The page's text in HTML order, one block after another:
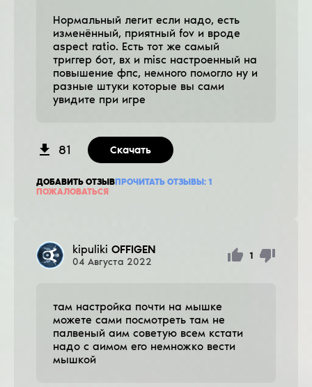
Нормальный легит если надо, есть
изменённый, приятный fov и вроде
aspect ratio. Есть тот же самый
триггер бот, вх и misc настроенный на
повышение фпс, немного помогло ну и
разные штуки которые вы сами
увидите при игре
81 Скачать
ДОБАВИТЬ ОТЗЫВПРОЧИТАТЬ ОТЗЫВЫ: 1
ПОЖАЛОВАТЬСЯ
kipuliki OFFIGEN
04 Августа 2022
1
там настройка почти на мышке
можете сами посмотреть там не
палвеный аим советую всем кстати
надо с аимом его немножко вести
мышкой